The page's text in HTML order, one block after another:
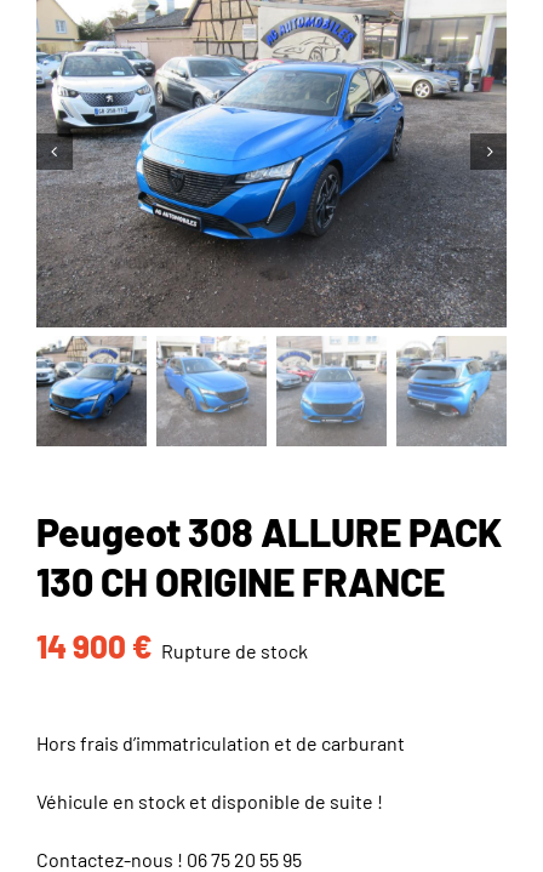
Peugeot 308 ALLURE PACK
130 CH ORIGINE FRANCE
14 900 € Rupture de stock
Hors frais d’immatriculation et de carburant
Véhicule en stock et disponible de suite !
Contactez-nous ! 06 75 20 55 95